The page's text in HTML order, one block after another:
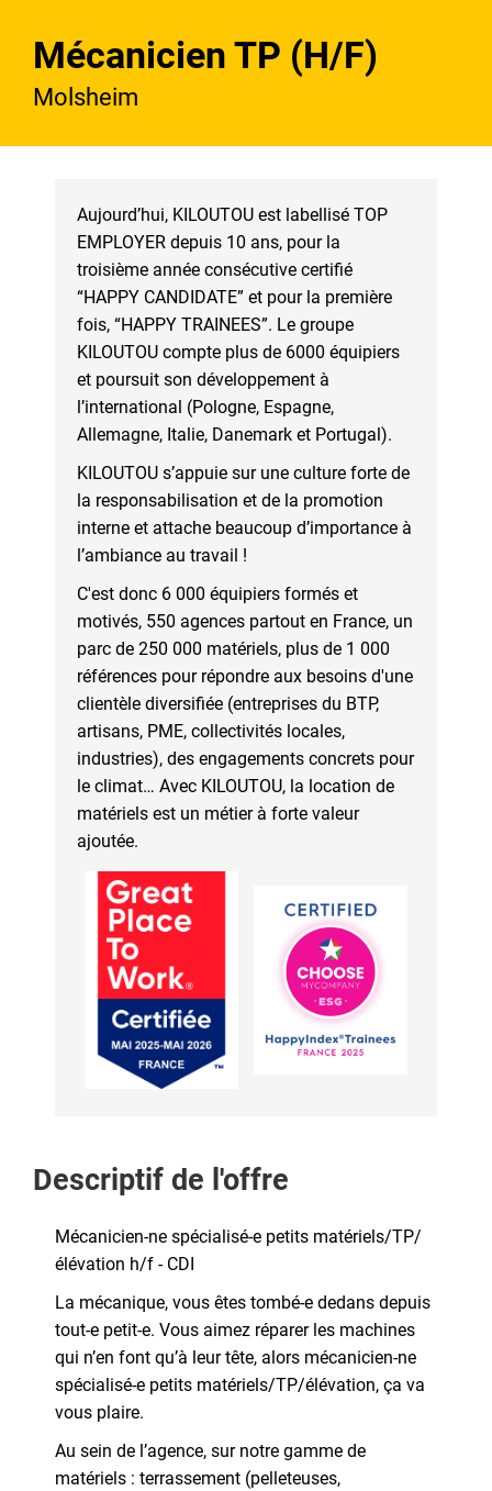
Mécanicien TP (H/F)
Molsheim
Aujourd’hui, KILOUTOU est labellisé TOP
EMPLOYER depuis 10 ans, pour la
troisième année consécutive certifié
“HAPPY CANDIDATE” et pour la première
fois, “HAPPY TRAINEES”. Le groupe
KILOUTOU compte plus de 6000 équipiers
et poursuit son développement à
l’international (Pologne, Espagne,
Allemagne, Italie, Danemark et Portugal).
KILOUTOU s’appuie sur une culture forte de
la responsabilisation et de la promotion
interne et attache beaucoup d’importance à
l’ambiance au travail !
C'est donc 6 000 équipiers formés et
motivés, 550 agences partout en France, un
parc de 250 000 matériels, plus de 1 000
références pour répondre aux besoins d'une
clientèle diversifiée (entreprises du BTP,
artisans, PME, collectivités locales,
industries), des engagements concrets pour
le climat… Avec KILOUTOU, la location de
matériels est un métier à forte valeur
ajoutée.
Descriptif de l'offre
Mécanicien-ne spécialisé-e petits matériels/TP/
élévation h/f - CDI
La mécanique, vous êtes tombé-e dedans depuis
tout-e petit-e. Vous aimez réparer les machines
qui n’en font qu’à leur tête, alors mécanicien-ne
spécialisé-e petits matériels/TP/élévation, ça va
vous plaire.
Au sein de l’agence, sur notre gamme de
matériels : terrassement (pelleteuses,